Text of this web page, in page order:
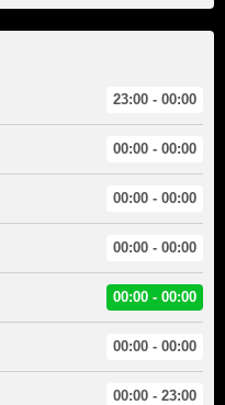
23:00 - 00:00
00:00 - 00:00
00:00 - 00:00
00:00 - 00:00
00:00 - 00:00
00:00 - 00:00
00:00 - 23:00